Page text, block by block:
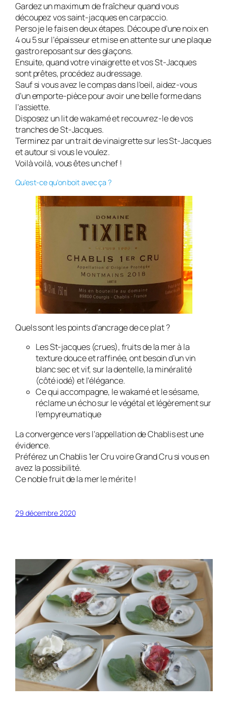
Gardez un maximum de fraîcheur quand vous
découpez vos saint-jacques en carpaccio.
Perso je le fais en deux étapes. Découpe d’une noix en
4 ou 5 sur l’épaisseur et mise en attente sur une plaque
gastro reposant sur des glaçons.
Ensuite, quand votre vinaigrette et vos St-Jacques
sont prêtes, procédez au dressage.
Sauf si vous avez le compas dans l’oeil, aidez-vous
d’un emporte-pièce pour avoir une belle forme dans
l’assiette.
Disposez un lit de wakamé et recouvrez-le de vos
tranches de St-Jacques.
Terminez par un trait de vinaigrette sur les St-Jacques
et autour si vous le voulez.
Voilà voilà, vous êtes un chef !
Qu’est-ce qu’on boit avec ça ?
Quels sont les points d’ancrage de ce plat ?
Les St-jacques (crues), fruits de la mer à la
texture douce et raffinée, ont besoin d’un vin
blanc sec et vif, sur la dentelle, la minéralité
(côté iodé) et l’élégance.
Ce qui accompagne, le wakamé et le sésame,
réclame un écho sur le végétal et légèrement sur
l’empyreumatique
La convergence vers l’appellation de Chablis est une
évidence.
Préférez un Chablis 1er Cru voire Grand Cru si vous en
avez la possibilité.
Ce noble fruit de la mer le mérite !
29 décembre 2020